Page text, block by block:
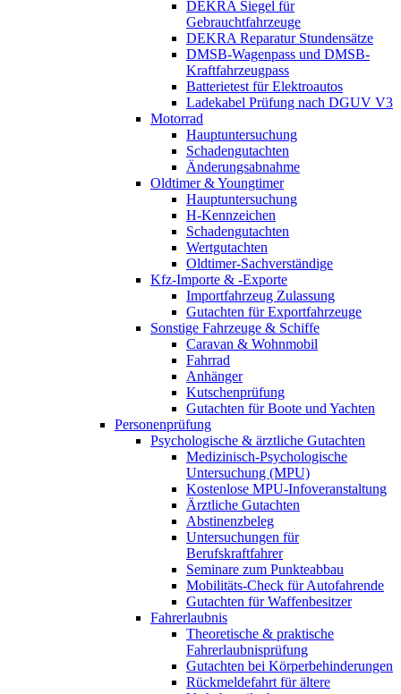
DEKRA Siegel für
Gebrauchtfahrzeuge
DEKRA Reparatur Stundensätze
DMSB-Wagenpass und DMSB-
Kraftfahrzeugpass
Batterietest für Elektroautos
Ladekabel Prüfung nach DGUV V3
Motorrad
Hauptuntersuchung
Schadengutachten
Änderungsabnahme
Oldtimer & Youngtimer
Hauptuntersuchung
H-Kennzeichen
Schadengutachten
Wertgutachten
Oldtimer-Sachverständige
Kfz-Importe & -Exporte
Importfahrzeug Zulassung
Gutachten für Exportfahrzeuge
Sonstige Fahrzeuge & Schiffe
Caravan & Wohnmobil
Fahrrad
Anhänger
Kutschenprüfung
Gutachten für Boote und Yachten
Personenprüfung
Psychologische & ärztliche Gutachten
Medizinisch-Psychologische
Untersuchung (MPU)
Kostenlose MPU-Infoveranstaltung
Ärztliche Gutachten
Abstinenzbeleg
Untersuchungen für
Berufskraftfahrer
Seminare zum Punkteabbau
Mobilitäts-Check für Autofahrende
Gutachten für Waffenbesitzer
Fahrerlaubnis
Theoretische & praktische
Fahrerlaubnisprüfung
Gutachten bei Körperbehinderungen
Rückmeldefahrt für ältere